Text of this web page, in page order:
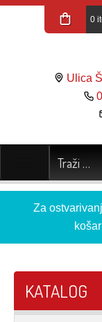
0
Ulica
Za
KATALOG